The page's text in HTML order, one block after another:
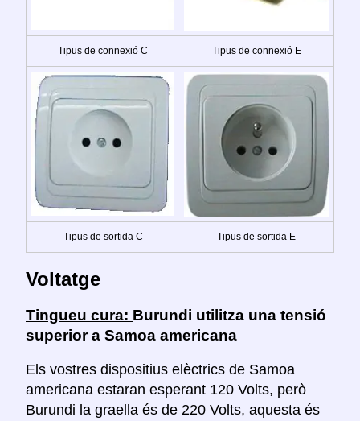
Tipus de connexió C Tipus de connexió E
Tipus de sortida C Tipus de sortida E
Voltatge
Tingueu cura: Burundi utilitza una tensió
superior a Samoa americana
Els vostres dispositius elèctrics de Samoa
americana estaran esperant 120 Volts, però
Burundi la graella és de 220 Volts, aquesta és